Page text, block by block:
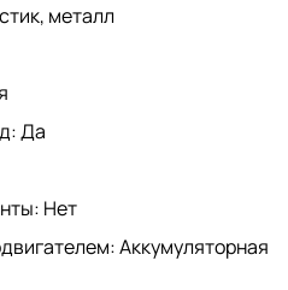
металл
Да
Нет
Аккумуляторная